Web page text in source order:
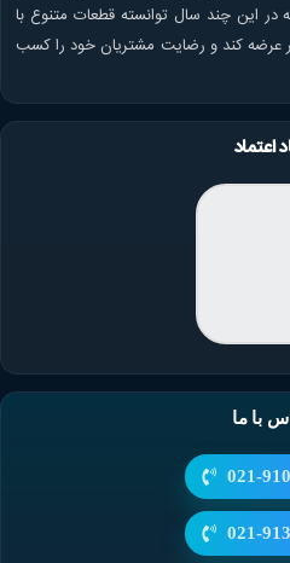
این چند سال توانسته قطعات متنوع با
عرضه کند و رضایت مشتریان خود را کسب
اعتماد
با ما
021-
021-